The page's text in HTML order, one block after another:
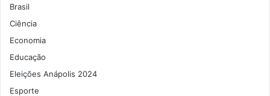
Brasil
Ciência
Economia
Educação
Eleições Anápolis 2024
Esporte